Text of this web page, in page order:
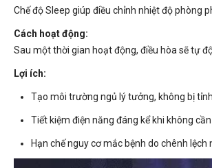
Chế độ Sleep giúp điều chỉnh nhiệt độ phòng
Cách hoạt động:
Sau một thời gian hoạt động, điều hòa sẽ tự
Lợi ích:
Tạo môi trường ngủ lý tưởng, không bị
Tiết kiệm điện năng đáng kể khi không
Hạn chế nguy cơ mắc bệnh do chênh lệch